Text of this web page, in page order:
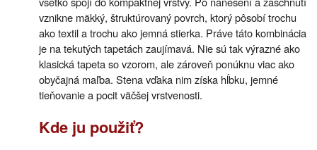
vznikne mäkký, štruktúrovaný povrch, ktorý pôsobí trochu
ako textil a trochu ako jemná stierka. Práve táto kombinácia
je na tekutých tapetách zaujímavá. Nie sú tak výrazné ako
klasická tapeta so vzorom, ale zároveň ponúknu viac ako
obyčajná maľba. Stena vďaka nim získa hĺbku, jemné
tieňovanie a pocit väčšej vrstvenosti.
Kde ju použiť?